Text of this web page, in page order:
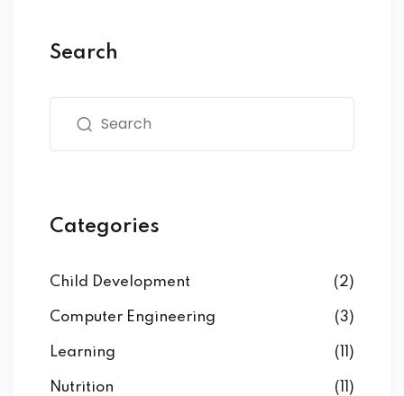
Search
Categories
Child Development (2)
Computer Engineering (3)
Learning (11)
Nutrition (11)